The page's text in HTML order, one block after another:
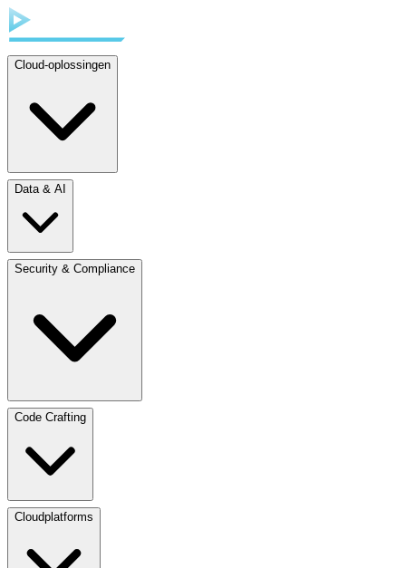
Cloud-oplossingen
Data & AI
Security & Compliance
Code Crafting
Cloudplatforms